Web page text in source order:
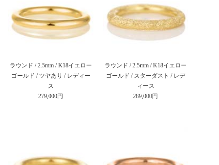
ラウンド / 2.5mm / K18イエロー
ゴールド / ツヤあり / レディー
ス
279,000円
ラウンド / 2.5mm / K18イエロー
ゴールド / スターダスト / レデ
ィース
289,000円